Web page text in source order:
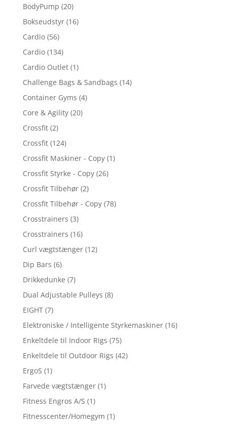
BodyPump (20)
Bokseudstyr (16)
Cardio (56)
Cardio (134)
Cardio Outlet (1)
Challenge Bags & Sandbags (14)
Container Gyms (4)
Core & Agility (20)
Crossfit (2)
Crossfit (124)
Crossfit Maskiner - Copy (1)
Crossfit Styrke - Copy (26)
Crossfit Tilbehør (2)
Crossfit Tilbehør - Copy (78)
Crosstrainers (3)
Crosstrainers (16)
Curl vægtstænger (12)
Dip Bars (6)
Drikkedunke (7)
Dual Adjustable Pulleys (8)
EIGHT (7)
Elektroniske / Intelligente Styrkemaskiner (16)
Enkeltdele til Indoor Rigs (75)
Enkeltdele til Outdoor Rigs (42)
ErgoS (1)
Farvede vægtstænger (1)
Fitness Engros A/S (1)
Fitnesscenter/Homegym (1)